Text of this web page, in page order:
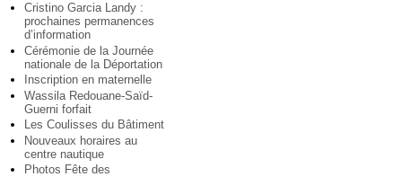
Cristino Garcia Landy :
prochaines permanences
d’information
Cérémonie de la Journée
nationale de la Déportation
Inscription en maternelle
Wassila Redouane-Saïd-
Guerni forfait
Les Coulisses du Bâtiment
Nouveaux horaires au
centre nautique
Photos Fête des